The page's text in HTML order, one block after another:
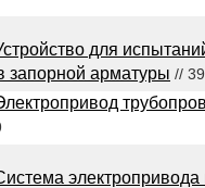
для
запорной арматуры //
электропривода